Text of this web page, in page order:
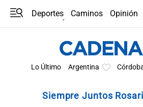
Deportes Caminos
Opinión
Lo Último Argentina
Siempre Juntos